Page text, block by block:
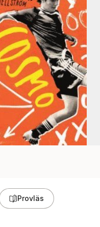
Provläs